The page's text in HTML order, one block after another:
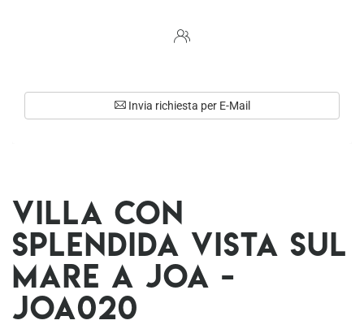
Villa con
splendida vista sul
mare a Joa -
Joa020
Invia richiesta per E-Mail